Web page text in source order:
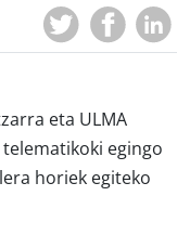
eta ULMA
egingo
horiek egiteko